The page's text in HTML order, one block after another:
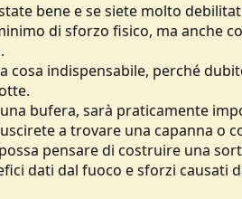
bene e se siete molto
di sforzo fisico, ma anche
cosa indispensabile, perché
bufera, sarà praticamente
a trovare una capanna o
pensare di costruire una
dati dal fuoco e sforzi causati